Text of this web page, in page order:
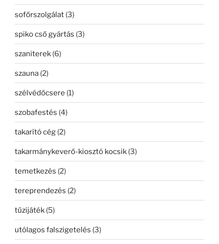
sofőrszolgálat (3)
spiko cső gyártás (3)
szaniterek (6)
szauna (2)
szélvédőcsere (1)
szobafestés (4)
takarító cég (2)
takarmánykeverő-kiosztó kocsik (3)
temetkezés (2)
tereprendezés (2)
tűzijáték (5)
utólagos falszigetelés (3)